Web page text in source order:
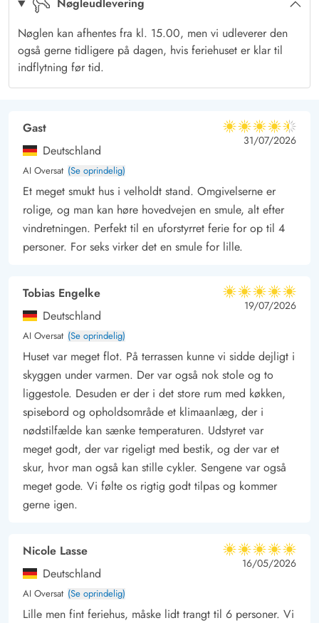
overdækkede terrasse. Til de mindste er der desuden en gynge,
som de helt sikkert vil elske. Imens kan de vokse nyde
havemøblerne og lave aftens grillmåltid – enten på gasgrillen
eller kuglegrillen.
Beliggende i det rolige naturområde Klegod mellem de kendte
som er ideelt for familier med børn. I Hvide Sande og
Søndervig finder I gode indkøbsmuligheder, restauranter og
aktiviteter for hele familien.
Nøgleudlevering
Nøglen kan afhentes fra kl. 15.00, men vi udleverer den
også gerne tidligere på dagen, hvis feriehuset er klar til
indflytning før tid.
Gast
Deutschland
AI Oversat (Se oprindelig)
4.5 ud af 5
4.5 ud af 5
4.5 out of 5
31/07/2026
Et meget smukt hus i velholdt stand. Omgivelserne er
rolige, og man kan høre hovedvejen en smule, alt efter
vindretningen. Perfekt til en uforstyrret ferie for op til 4
personer. For seks virker det en smule for lille.
Tobias Engelke
Deutschland
AI Oversat (Se oprindelig)
5 ud af 5
5 ud af 5
5 out of 5
19/07/2026
Huset var meget flot. På terrassen kunne vi sidde dejligt i
skyggen under varmen. Der var også nok stole og to
liggestole. Desuden er der i det store rum med køkken,
spisebord og opholdsområde et klimaanlæg, der i
nødstilfælde kan sænke temperaturen. Udstyret var
meget godt, der var rigeligt med bestik, og der var et
skur, hvor man også kan stille cykler. Sengene var også
meget gode. Vi følte os rigtig godt tilpas og kommer
gerne igen.
Nicole Lasse
Deutschland
AI Oversat (Se oprindelig)
5 ud af 5
5 ud af 5
5 out of 5
16/05/2026
Lille men fint feriehus, måske lidt trangt til 6 personer. Vi